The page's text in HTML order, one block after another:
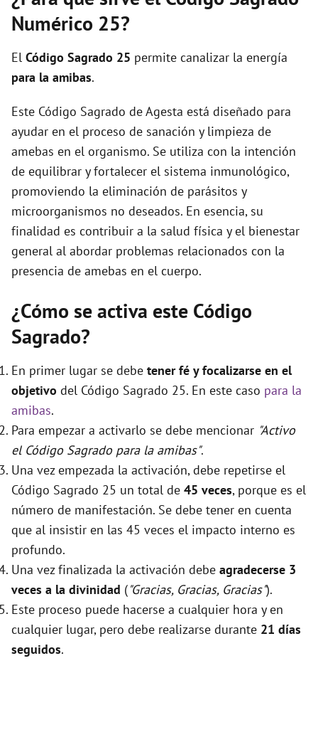
e
o
Numérico 25?
El Código Sagrado 25 permite canalizar la energía
para la amibas.
Este Código Sagrado de Agesta está diseñado para
ayudar en el proceso de sanación y limpieza de
amebas en el organismo. Se utiliza con la intención
de equilibrar y fortalecer el sistema inmunológico,
promoviendo la eliminación de parásitos y
microorganismos no deseados. En esencia, su
finalidad es contribuir a la salud física y el bienestar
general al abordar problemas relacionados con la
presencia de amebas en el cuerpo.
¿Cómo se activa este Código
Sagrado?
En primer lugar se debe tener fé y focalizarse en el
objetivo del Código Sagrado 25. En este caso para la
amibas.
Para empezar a activarlo se debe mencionar "Activo
el Código Sagrado para la amibas".
Una vez empezada la activación, debe repetirse el
Código Sagrado 25 un total de 45 veces, porque es el
número de manifestación. Se debe tener en cuenta
que al insistir en las 45 veces el impacto interno es
profundo.
Una vez finalizada la activación debe agradecerse 3
veces a la divinidad ("Gracias, Gracias, Gracias").
Este proceso puede hacerse a cualquier hora y en
cualquier lugar, pero debe realizarse durante 21 días
seguidos.